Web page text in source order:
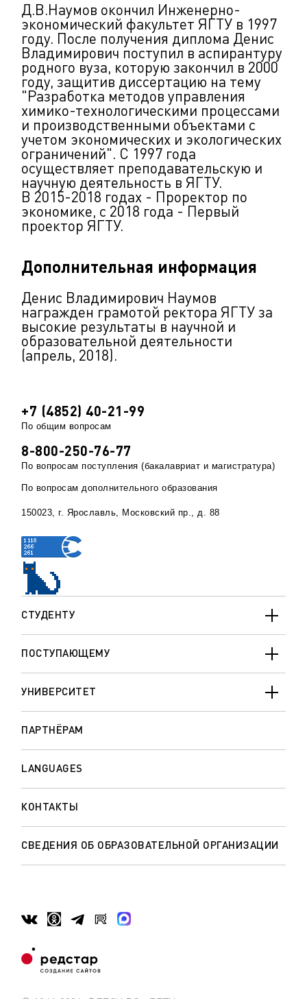
Д.В.Наумов окончил Инженерно-
экономический факультет ЯГТУ в 1997
году. После получения диплома Денис
Владимирович поступил в аспирантуру
родного вуза, которую закончил в 2000
году, защитив диссертацию на тему
"Разработка методов управления
химико-технологическими процессами
и производственными объектами с
учетом экономических и экологических
ограничений". С 1997 года
осуществляет преподавательскую и
научную деятельность в ЯГТУ.
В 2015-2018 годах - Проректор по
экономике, с 2018 года - Первый
проектор ЯГТУ.
Дополнительная информация
Денис Владимирович Наумов
награжден грамотой ректора ЯГТУ за
высокие результаты в научной и
образовательной деятельности
(апрель, 2018).
СТУДЕНТУ
ПОСТУПАЮЩЕМУ
УНИВЕРСИТЕТ
ПАРТНЁРАМ
LANGUAGES
КОНТАКТЫ
СВЕДЕНИЯ ОБ ОБРАЗОВАТЕЛЬНОЙ ОРГАНИЗАЦИИ
+7 (4852) 40-21-99
По общим вопросам
8-800-250-76-77
По вопросам поступления (бакалавриат и магистратура)
По вопросам дополнительного образования
150023, г. Ярославль, Московский пр., д. 88